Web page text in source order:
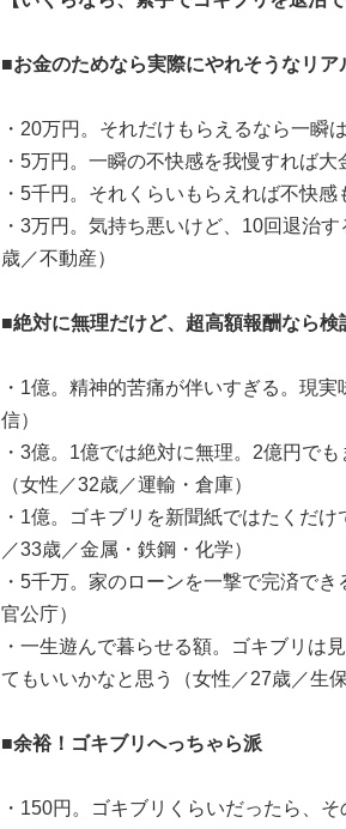
■お金のためなら実際にやれそうなリア
・20万円。それだけもらえるなら一瞬
・5万円。一瞬の不快感を我慢すれば
・5千円。それくらいもらえれば不快
・3万円。気持ち悪いけど、10回退治
歳／不動産）
■絶対に無理だけど、超高額報酬なら検
・1億。精神的苦痛が伴いすぎる。現
信）
・3億。1億では絶対に無理。2億円で
（女性／32歳／運輸・倉庫）
・1億。ゴキブリを新聞紙ではたくだ
／33歳／金属・鉄鋼・化学）
・5千万。家のローンを一撃で完済で
官公庁）
・一生遊んで暮らせる額。ゴキブリは
てもいいかなと思う（女性／27歳／生保
■余裕！ゴキブリへっちゃら派
・150円。ゴキブリくらいだったら、